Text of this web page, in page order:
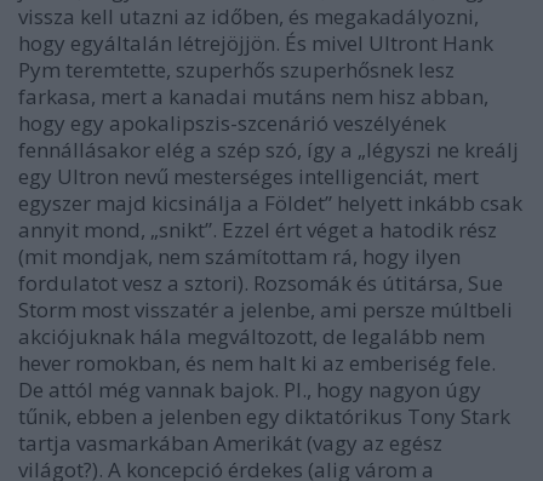
vissza kell utazni az időben, és megakadályozni,
hogy egyáltalán létrejöjjön. És mivel Ultront Hank
Pym teremtette, szuperhős szuperhősnek lesz
farkasa, mert a kanadai mutáns nem hisz abban,
hogy egy apokalipszis-szcenárió veszélyének
fennállásakor elég a szép szó, így a „légyszi ne kreálj
egy Ultron nevű mesterséges intelligenciát, mert
egyszer majd kicsinálja a Földet” helyett inkább csak
annyit mond, „snikt”. Ezzel ért véget a hatodik rész
(mit mondjak, nem számítottam rá, hogy ilyen
fordulatot vesz a sztori). Rozsomák és útitársa, Sue
Storm most visszatér a jelenbe, ami persze múltbeli
akciójuknak hála megváltozott, de legalább nem
hever romokban, és nem halt ki az emberiség fele.
De attól még vannak bajok. Pl., hogy nagyon úgy
tűnik, ebben a jelenben egy diktatórikus Tony Stark
tartja vasmarkában Amerikát (vagy az egész
világot?). A koncepció érdekes (alig várom a